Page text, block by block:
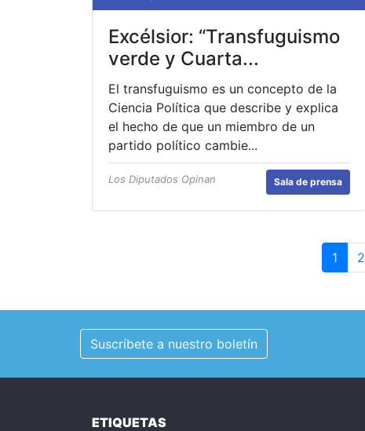
Excélsior: “Transfuguismo
verde y Cuarta...
El transfuguismo es un concepto de la
Ciencia Política que describe y explica
el hecho de que un miembro de un
partido político cambie...
Los Diputados Opinan Sala de prensa
1 2
Suscríbete a nuestro boletín
ETIQUETAS